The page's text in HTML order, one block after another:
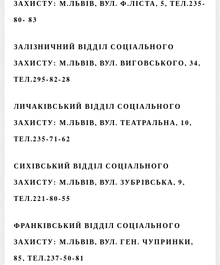
ЗАХИСТУ: М.ЛЬВІВ, ВУЛ. Ф.ЛІСТА, 5, ТЕЛ.235-
80- 83
ЗАЛІЗНИЧНИЙ ВІДДІЛ СОЦІАЛЬНОГО
ЗАХИСТУ: М.ЛЬВІВ, ВУЛ. ВИГОВСЬКОГО, 34,
ТЕЛ.295-82-28
ЛИЧАКІВСЬКИЙ ВІДДІЛ СОЦІАЛЬНОГО
ЗАХИСТУ: М.ЛЬВІВ, ВУЛ. ТЕАТРАЛЬНА, 10,
ТЕЛ.235-71-62
СИХІВСЬКИЙ ВІДДІЛ СОЦІАЛЬНОГО
ЗАХИСТУ: М.ЛЬВІВ, ВУЛ. ЗУБРІВСЬКА, 9,
ТЕЛ.221-80-55
ФРАНКІВСЬКИЙ ВІДДІЛ СОЦІАЛЬНОГО
ЗАХИСТУ: М.ЛЬВІВ, ВУЛ. ГЕН. ЧУПРИНКИ,
85, ТЕЛ.237-50-81